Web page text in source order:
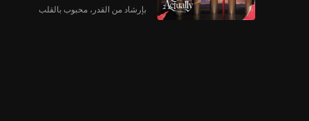
بإرشاد من القدر، محبوب بالقلب